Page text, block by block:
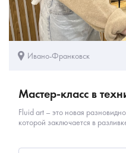
Ивано-Франковск
Мастер-класс в
Fluid art – это новая
которой заключается в